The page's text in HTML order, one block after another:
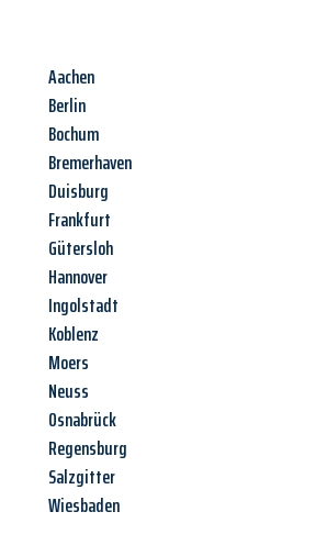
Aachen
Berlin
Bochum
Bremerhaven
Duisburg
Frankfurt
Gütersloh
Hannover
Ingolstadt
Koblenz
Moers
Neuss
Osnabrück
Regensburg
Salzgitter
Wiesbaden